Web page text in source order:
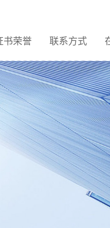
书荣誉 联系方式